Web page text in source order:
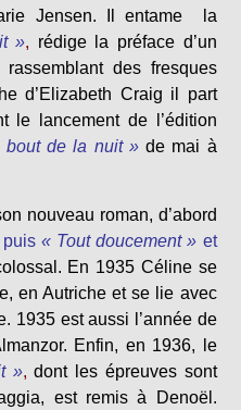
Jensen. Il entame la
», rédige la préface d’un
rassemblant des fresques
d’Elizabeth Craig il part
le lancement de l’édition
bout de la nuit »de mai à
nouveau roman, d’abord
puis« Tout doucement » et
En 1935 Céline se
en Autriche et se lie avec
1935 est aussi l’année de
Enfin, en 1936, le
», dont les épreuves sont
est remis à Denoël.